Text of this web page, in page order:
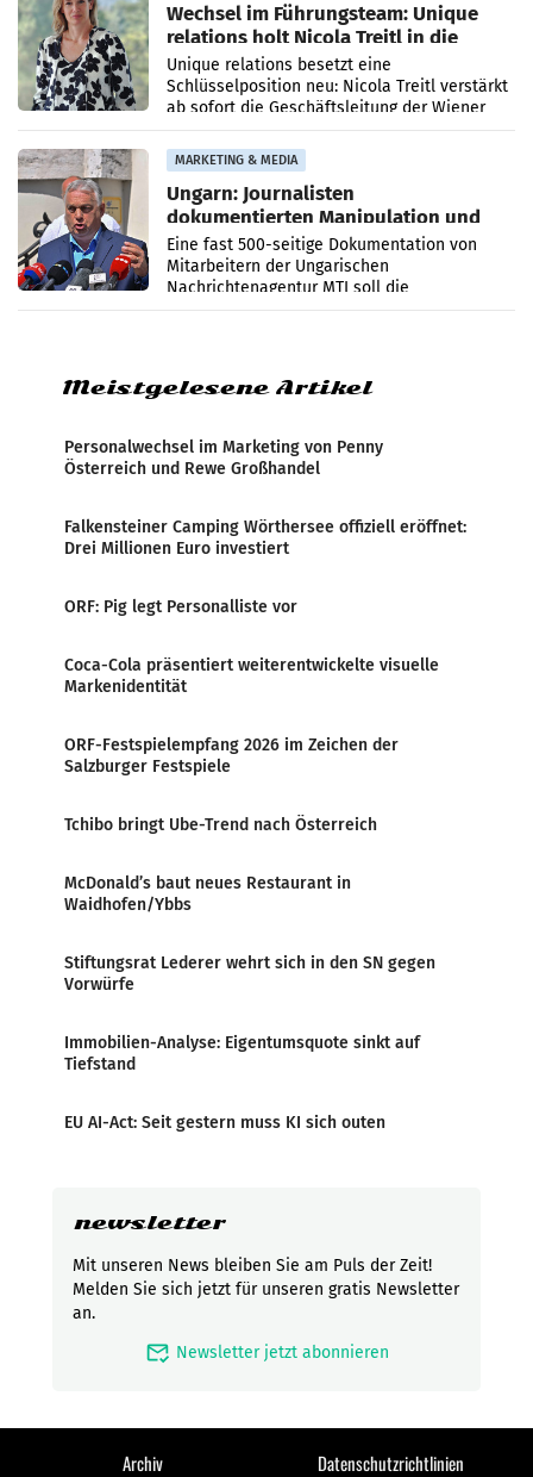
Wechsel im Führungsteam: Unique
relations holt Nicola Treitl in die
Geschäftsleitung
Unique relations besetzt eine
Schlüsselposition neu: Nicola Treitl verstärkt
ab sofort die Geschäftsleitung der Wiener
PR-Agentur an der Seite von Josef Kalina und
Anna Kalina-Mahr.
MARKETING & MEDIA
Ungarn: Journalisten
dokumentierten Manipulation und
Zensur
Eine fast 500-seitige Dokumentation von
Mitarbeitern der Ungarischen
Nachrichtenagentur MTI soll die
systematische Nachrichten-Manipulation und
Meistgelesene Artikel
Personalwechsel im Marketing von Penny
Österreich und Rewe Großhandel
Falkensteiner Camping Wörthersee offiziell eröffnet:
Drei Millionen Euro investiert
ORF: Pig legt Personalliste vor
Coca-Cola präsentiert weiterentwickelte visuelle
Markenidentität
ORF-Festspielempfang 2026 im Zeichen der
Salzburger Festspiele
Tchibo bringt Ube-Trend nach Österreich
McDonald’s baut neues Restaurant in
Waidhofen/Ybbs
Stiftungsrat Lederer wehrt sich in den SN gegen
Vorwürfe
Immobilien-Analyse: Eigentumsquote sinkt auf
Tiefstand
EU AI-Act: Seit gestern muss KI sich outen
newsletter
Mit unseren News bleiben Sie am Puls der Zeit!
Melden Sie sich jetzt für unseren gratis Newsletter
an.
mark_email_read Newsletter jetzt abonnieren
Archiv Datenschutzrichtlinien